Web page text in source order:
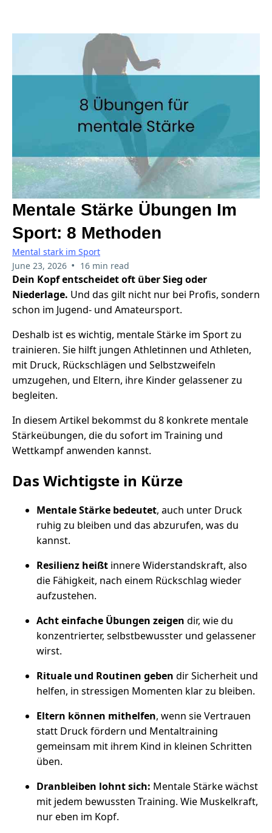
Mentale Stärke Übungen Im
Sport: 8 Methoden
Mental stark im Sport
June 23, 2026 • 16 min read
Dein Kopf entscheidet oft über Sieg oder
Niederlage. Und das gilt nicht nur bei Profis, sondern
schon im Jugend- und Amateursport.
Deshalb ist es wichtig, mentale Stärke im Sport zu
trainieren. Sie hilft jungen Athletinnen und Athleten,
mit Druck, Rückschlägen und Selbstzweifeln
umzugehen, und Eltern, ihre Kinder gelassener zu
begleiten.
In diesem Artikel bekommst du 8 konkrete mentale
Stärkeübungen, die du sofort im Training und
Wettkampf anwenden kannst.
Das Wichtigste in Kürze
Mentale Stärke bedeutet, auch unter Druck
ruhig zu bleiben und das abzurufen, was du
kannst.
Resilienz heißt innere Widerstandskraft, also
die Fähigkeit, nach einem Rückschlag wieder
aufzustehen.
Acht einfache Übungen zeigen dir, wie du
konzentrierter, selbstbewusster und gelassener
wirst.
Rituale und Routinen geben dir Sicherheit und
helfen, in stressigen Momenten klar zu bleiben.
Eltern können mithelfen, wenn sie Vertrauen
statt Druck fördern und Mentaltraining
gemeinsam mit ihrem Kind in kleinen Schritten
üben.
Dranbleiben lohnt sich: Mentale Stärke wächst
mit jedem bewussten Training. Wie Muskelkraft,
nur eben im Kopf.